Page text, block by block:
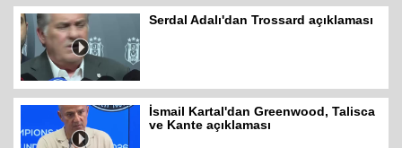
Serdal Adalı'dan Trossard açıklaması
İsmail Kartal'dan Greenwood, Talisca
ve Kante açıklaması